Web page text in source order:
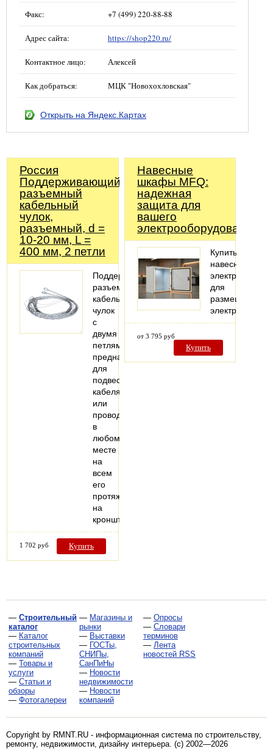
Факс: +7 (499) 220-88-88
Адрес сайта: https://shop220.ru/
Контактное лицо: Алексей
Как добраться: МЦК "Новохохловская"
Открыть на Яндекс.Картах
Россия
Поддерживающий
разъемный
кабельный
чулок,
разъемный, d =
10-20 мм, L =
400 мм, 2 петли
Поддерживающий
разъемный
кабельный
чулок
с
двумя
петлями
предназначен
для
подвеса
кабеля
или
провода
в
любом
месте
на
всем
его
протяжении
на
кронштейны…
1 702 руб Купить
Навесные
шкафы MFQ:
надежная
защита для
вашего
электрооборудования
Купить
навесной
электрошкаф
для
размещения
от 3 795 руб
Купить
— Строительный
каталог
— Каталог
строительных
компаний
— Товары и
услуги
— Статьи и
обзоры
— Фотогалереи
— Магазины и
рынки
— Выставки
— ГОСТы,
СНИПы,
СанПиНы
— Новости
недвижимости
— Новости
компаний
— Опросы
— Словари
терминов
— Лента
новостей RSS
Copyright by RMNT.RU - информационная система по строительству,
ремонту, недвижимости, дизайну интерьера. (c) 2002—2026